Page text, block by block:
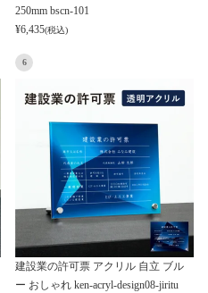
250mm bscn-101
¥6,435(税込)
6
建設業の許可票 アクリル 自立 ブル
ー おしゃれ ken-acryl-design08-jiritu